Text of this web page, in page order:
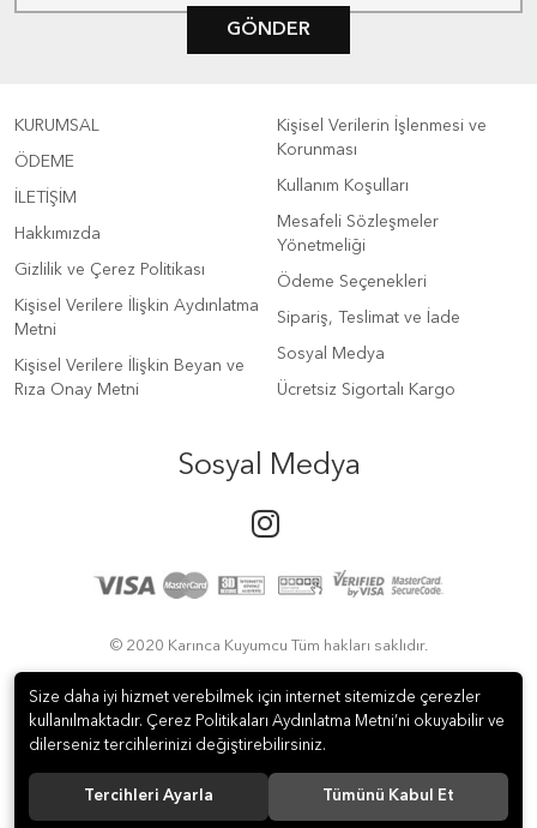
GÖNDER
KURUMSAL
ÖDEME
İLETİŞİM
Hakkımızda
Gizlilik ve Çerez Politikası
Kişisel Verilere İlişkin Aydınlatma
Metni
Kişisel Verilere İlişkin Beyan ve
Rıza Onay Metni
Kişisel Verilerin İşlenmesi ve
Korunması
Kullanım Koşulları
Mesafeli Sözleşmeler
Yönetmeliği
Ödeme Seçenekleri
Sipariş, Teslimat ve İade
Sosyal Medya
Ücretsiz Sigortalı Kargo
Sosyal Medya
© 2020 Karınca Kuyumcu Tüm hakları saklıdır.
Size daha iyi hizmet verebilmek için internet sitemizde çerezler
kullanılmaktadır. Çerez Politikaları Aydınlatma Metni’ni okuyabilir ve
dilerseniz tercihlerinizi değiştirebilirsiniz.
Tercihleri Ayarla Tümünü Kabul Et